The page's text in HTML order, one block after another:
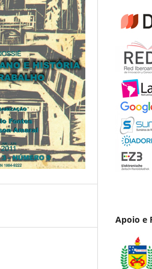
Apoio e